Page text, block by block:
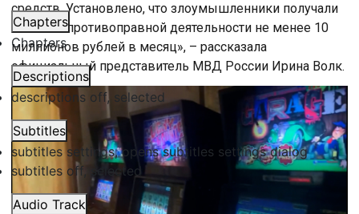
Chapters
Chapters
Descriptions
descriptions off, selected
Subtitles
subtitles settings, opens subtitles settings dialog
subtitles off, selected
Audio Track
средств, Установлено, что злоумышленники получали
от своей противоправной деятельности не менее 10
миллионов рублей в месяц», – рассказала
официальный представитель МВД России Ирина Волк.